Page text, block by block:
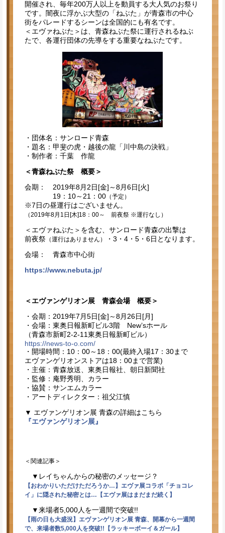
開催され、毎年200万人以上を動員する大人気のお祭り
です。闇夜に浮かぶ大型の「ねぶた」が青森市の中心
街をパレードするシーンは全国的にも有名です。
＜エヴァねぶた＞は、青森ねぶた祭に運行されるねぶ
たで、各運行団体の先導をする重要なねぶたです。
・団体名：サンロード青森
・題名：甲斐の虎・越後の龍「川中島の決戦」
・制作者：千葉 作龍
＜青森ねぶた祭 概要＞
会期： 2019年8月2日[金]～8月6日[火]
19：10～21：00 （予定）
※7日の昼運行はございません。
（2019年8月1日[木]18：00～ 前夜祭 ※運行なし）
＜エヴァねぶた＞を含む、サンロード青森の出撃は
前夜祭 （運行はありません）
・3・4・5・6日となります。
会場： 青森市中心街
https://www.nebuta.jp/
＜エヴァンゲリオン展 青森会場 概要＞
・会期：2019年7月5日[金]～8月26日[月]
・会場：東奥日報新町ビル3階 New’sホール
（青森市新町2-2-11東奥日報新町ビル）
https://news-to-o.com/
・開場時間：10：00～18：00(最終入場17：30まで
エヴァンゲリオンストアは18：00まで営業)
・主催：青森放送、東奥日報社、朝日新聞社
・監修：庵野秀明、カラー
・協賛：サンエムカラー
・アートディレクター：祖父江慎
▼ エヴァンゲリオン展 青森の詳細はこちら
『エヴァンゲリオン展』
＜関連記事＞
▼レイちゃんからの秘密のメッセージ？
【おわかりいただけただろうか…】エヴァ展コラボ「チョコレ
イ」に隠された秘密とは…【エヴァ展はまだまだ続く】
▼来場者5,000人を一週間で突破!!
【雨の日も大盛況】エヴァンゲリオン展 青森、開幕から一週間
で、来場者数5,000人を突破!!【ラッキーボーイ＆ガール】